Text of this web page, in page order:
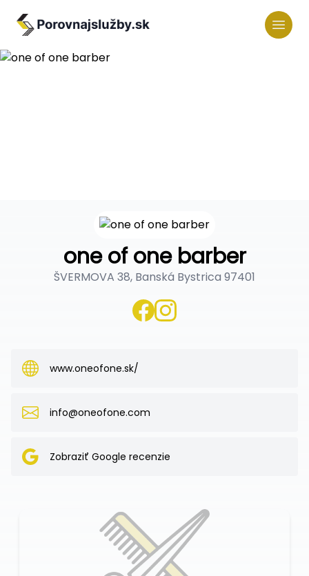
one of one barber
ŠVERMOVA 38, Banská Bystrica 97401
www.oneofone.sk/
info@oneofone.com
Zobraziť Google recenzie